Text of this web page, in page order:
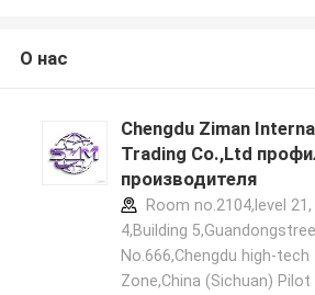
О нас
Chengdu Ziman
Trading Co.,Ltd
производителя
Room no.2104,level 21,
4,Building
No.666,Chengdu high-tech
Zone,China (Sichuan) Pilot